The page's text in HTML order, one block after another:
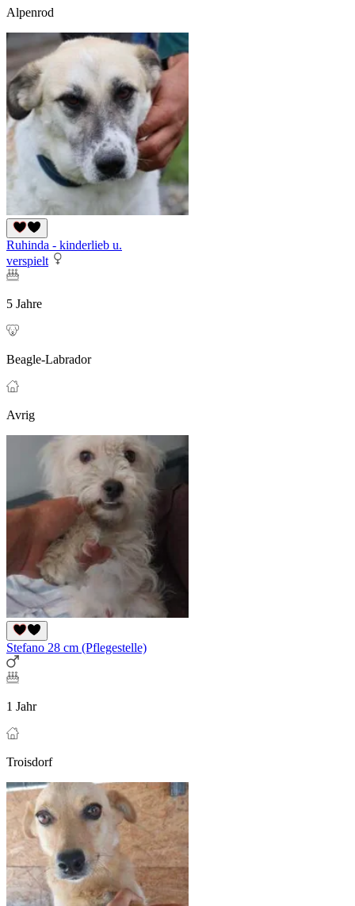
Alpenrod
Ruhinda - kinderlieb u.
verspielt
5 Jahre
Beagle-Labrador
Avrig
Stefano 28 cm (Pflegestelle)
1 Jahr
Troisdorf